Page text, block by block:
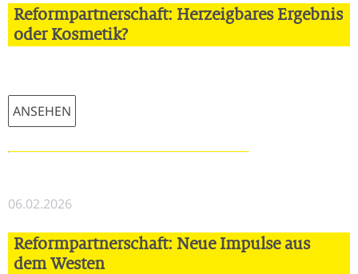
Reformpartnerschaft: Herzeigbares Ergebnis
oder Kosmetik?
ANSEHEN
06.02.2026
Reformpartnerschaft: Neue Impulse aus
dem Westen